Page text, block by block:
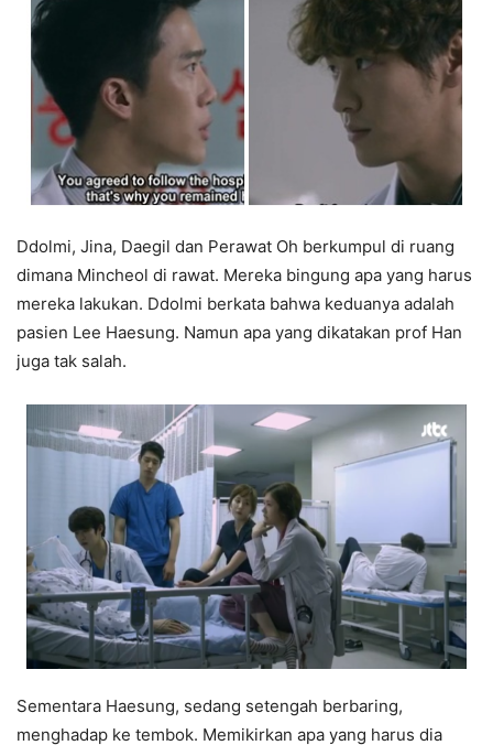
Ddolmi, Jina, Daegil dan Perawat Oh berkumpul di ruang
dimana Mincheol di rawat. Mereka bingung apa yang harus
mereka lakukan. Ddolmi berkata bahwa keduanya adalah
pasien Lee Haesung. Namun apa yang dikatakan prof Han
juga tak salah.
Sementara Haesung, sedang setengah berbaring,
menghadap ke tembok. Memikirkan apa yang harus dia